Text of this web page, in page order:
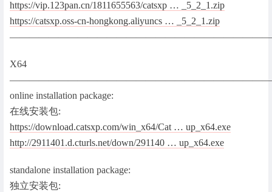
https://www.123pan.com/s/vwsRVv-xnoxh
https://vip.123pan.cn/1811655563/catsxp … _5_2_1.zip
https://catsxp.oss-cn-hongkong.aliyuncs … _5_2_1.zip
X64
online installation package:
在线安装包:
https://download.catsxp.com/win_x64/Cat … up_x64.exe
standalone installation package: